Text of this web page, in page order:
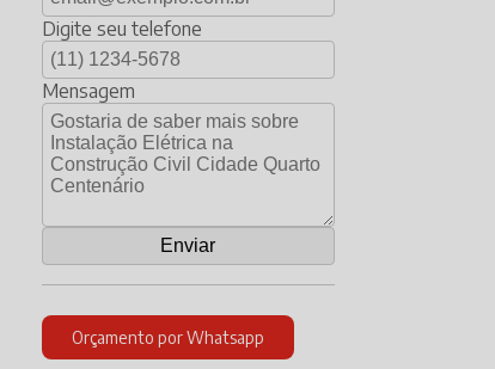
Digite seu telefone
Mensagem
Orçamento por Whatsapp